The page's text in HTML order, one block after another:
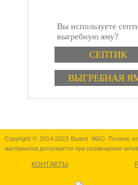
инструкция
Вы используете
выгребную яму?
ВариантыСЕПТИК
ВЫГРЕБНАЯ
Copyright © 2014-2023 Вывоз ЖБО. Полное
материалов допускается при размещении
КОНТАКТЫ